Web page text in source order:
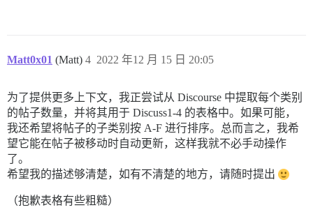
Matt0x01 (Matt) 2022 年12 月 15 日 20:05
4
为了提供更多上下文，我正尝试从 Discourse 中提取每个类别
的帖子数量，并将其用于 Discuss1-4 的表格中。如果可能，
我还希望将帖子的子类别按 A-F 进行排序。总而言之，我希
望它能在帖子被移动时自动更新，这样我就不必手动操作
了。
希望我的描述够清楚，如有不清楚的地方，请随时提出
（抱歉表格有些粗糙）